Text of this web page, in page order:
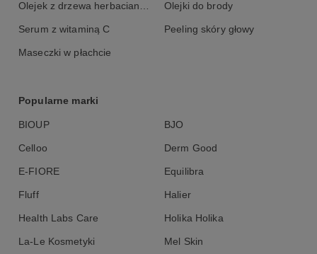
Olejek z drzewa herbacianego Olejki do brody
Serum z witaminą C Peeling skóry głowy
Maseczki w płachcie
Popularne marki
BIOUP BJO
Celloo Derm Good
E-FIORE Equilibra
Fluff Halier
Health Labs Care Holika Holika
La-Le Kosmetyki Mel Skin